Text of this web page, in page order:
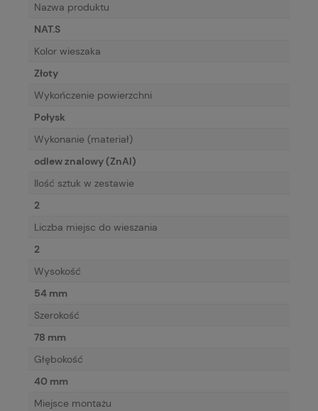
Nazwa produktu
NAT.S
Kolor wieszaka
Złoty
Wykończenie powierzchni
Połysk
Wykonanie (materiał)
odlew znalowy (ZnAl)
Ilość sztuk w zestawie
2
Liczba miejsc do wieszania
2
Wysokość
54 mm
Szerokość
78 mm
Głębokość
40 mm
Miejsce montażu